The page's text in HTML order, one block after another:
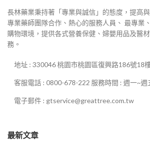
長林藥業秉持著「專業與誠信」的態度，提高
專業藥師團隊合作、熱心的服務人員、 最專業
購物環境，提供各式營養保健、婦嬰用品及醫
務。
地址 : 330046 桃園市桃園區復興路186號18
客服電話 : 0800-678-222 服務時間 : 週一~
電子郵件 : gtservice@greattree.com.tw
最新文章